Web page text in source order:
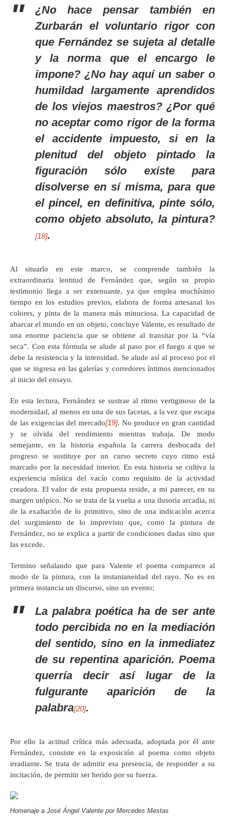
¿No hace pensar también en
Zurbarán el voluntario rigor con
que Fernández se sujeta al detalle
y la norma que el encargo le
impone? ¿No hay aquí un saber o
humildad largamente aprendidos
de los viejos maestros? ¿Por qué
no aceptar como rigor de la forma
el accidente impuesto, si en la
plenitud del objeto pintado la
figuración sólo existe para
disolverse en sí misma, para que
el pincel, en definitiva, pinte sólo,
como objeto absoluto, la pintura?
[18].
Al situarlo en este marco, se comprende también la
extraordinaria lentitud de Fernández que, según su propio
testimonio llega a ser extenuante, ya que emplea muchísimo
tiempo en los estudios previos, elabora de forma artesanal los
colores, y pinta de la manera más minuciosa. La capacidad de
abarcar el mundo en un objeto, concluye Valente, es resultado de
una enorme paciencia que se obtiene al transitar por la “vía
seca”. Con esta fórmula se alude al paso por el fuego a que se
debe la resistencia y la intensidad. Se alude así al proceso por el
que se ingresa en las galerías y corredores íntimos mencionados
al inicio del ensayo.
En esta lectura, Fernández se sustrae al ritmo vertiginoso de la
modernidad, al menos en una de sus facetas, a la vez que escapa
de las exigencias del mercado[19]. No produce en gran cantidad
y se olvida del rendimiento mientras trabaja. De modo
semejante, en la historia española la carrera desbocada del
progreso se sustituye por un curso secreto cuyo ritmo está
marcado por la necesidad interior. En esta historia se cultiva la
experiencia mística del vacío como requisito de la actividad
creadora. El valor de esta propuesta reside, a mi parecer, en su
margen utópico. No se trata de la vuelta a una ilusoria arcadia, ni
de la exaltación de lo primitivo, sino de una indicación acerca
del surgimiento de lo imprevisto que, como la pintura de
Fernández, no se explica a partir de condiciones dadas sino que
las excede.
Termino señalando que para Valente el poema comparece al
modo de la pintura, con la instantaneidad del rayo. No es en
primera instancia un discurso, sino un evento:
La palabra poética ha de ser ante
todo percibida no en la mediación
del sentido, sino en la inmediatez
de su repentina aparición. Poema
querría decir así lugar de la
fulgurante aparición de la
palabra[20].
Por ello la actitud crítica más adecuada, adoptada por él ante
Fernández, consiste en la exposición al poema como objeto
irradiante. Se trata de admitir esa presencia, de responder a su
incitación, de permitir ser herido por su fuerza.
Homenaje a José Ángel Valente por Mercedes Mestas